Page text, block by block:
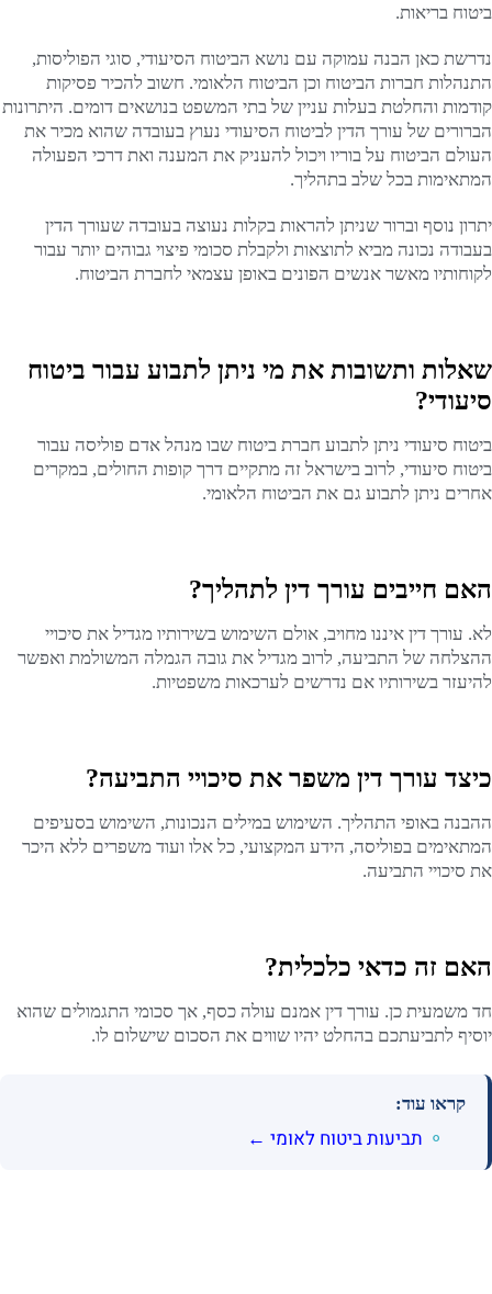
ביטוח בריאות.
נדרשת כאן הבנה עמוקה עם נושא הביטוח הסיעודי, סוגי הפוליסות,
התנהלות חברות הביטוח וכן הביטוח הלאומי. חשוב להכיר פסיקות
קודמות והחלטת בעלות עניין של בתי המשפט בנושאים דומים. היתרונות
הברורים של עורך הדין לביטוח הסיעודי נעוץ בעובדה שהוא מכיר את
העולם הביטוח על בוריו ויכול להעניק את המענה ואת דרכי הפעולה
המתאימות בכל שלב בתהליך.
יתרון נוסף וברור שניתן להראות בקלות נעוצה בעובדה שעורך הדין
בעבודה נכונה מביא לתוצאות ולקבלת סכומי פיצוי גבוהים יותר עבור
לקוחותיו מאשר אנשים הפונים באופן עצמאי לחברת הביטוח.
שאלות ותשובות את מי ניתן לתבוע עבור ביטוח
סיעודי?
ביטוח סיעודי ניתן לתבוע חברת ביטוח שבו מנהל אדם פוליסה עבור
ביטוח סיעודי, לרוב בישראל זה מתקיים דרך קופות החולים, במקרים
אחרים ניתן לתבוע גם את הביטוח הלאומי.
האם חייבים עורך דין לתהליך?
לא. עורך דין איננו מחויב, אולם השימוש בשירותיו מגדיל את סיכויי
ההצלחה של התביעה, לרוב מגדיל את גובה הגמלה המשולמת ואפשר
להיעזר בשירותיו אם נדרשים לערכאות משפטיות.
כיצד עורך דין משפר את סיכויי התביעה?
ההבנה באופי התהליך. השימוש במילים הנכונות, השימוש בסעיפים
המתאימים בפוליסה, הידע המקצועי, כל אלו ועוד משפרים ללא היכר
את סיכויי התביעה.
האם זה כדאי כלכלית?
חד משמעית כן. עורך דין אמנם עולה כסף, אך סכומי התגמולים שהוא
יוסיף לתביעתכם בהחלט יהיו שווים את הסכום שישלום לו.
קראו עוד:
תביעות ביטוח לאומי ←